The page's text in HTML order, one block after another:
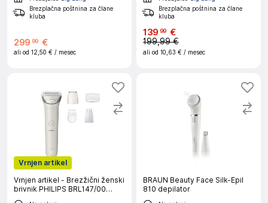
Brezplačna poštnina za člane
kluba
299 99 €
ali od 12,50 € / mesec
Brezplačna poštnina za člane
kluba
139 99 €
199,99 €
ali od 10,63 € / mesec
Vrnjen artikel
Vrnjen artikel - Brezžični ženski
brivnik PHILIPS BRL147/00
serije 8000
BRAUN Beauty Face Silk-Epil
810 depilator